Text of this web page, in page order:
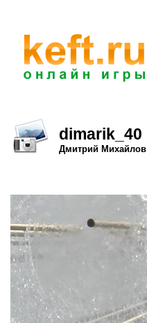
dimarik_40
Дмитрий Михайлов